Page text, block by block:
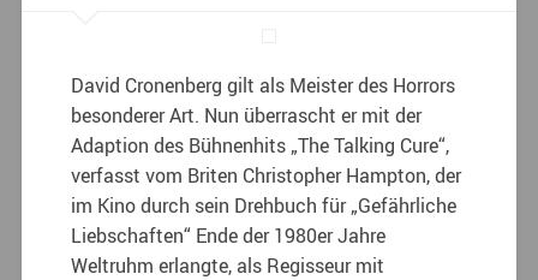
David Cronenberg gilt als Meister des Horrors
besonderer Art. Nun überrascht er mit der
Adaption des Bühnenhits „The Talking Cure“,
verfasst vom Briten Christopher Hampton, der
im Kino durch sein Drehbuch für „Gefährliche
Liebschaften“ Ende der 1980er Jahre
Weltruhm erlangte, als Regisseur mit